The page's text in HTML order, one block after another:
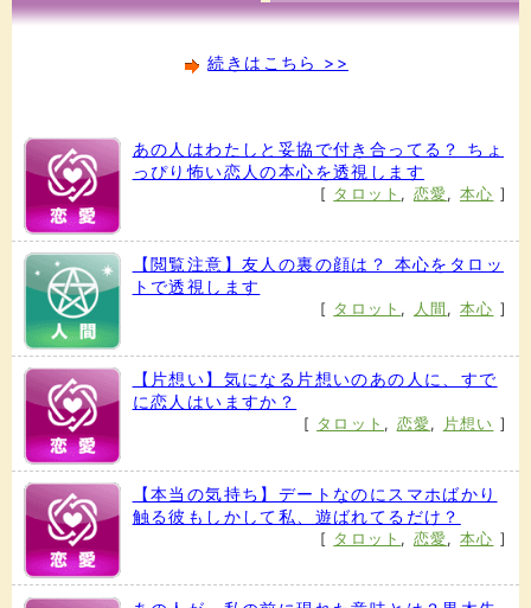
続きはこちら >>
あの人はわたしと妥協で付き合ってる？ ちょ
っぴり怖い恋人の本心を透視します
[ タロット , 恋愛, 本心 ]
【閲覧注意】友人の裏の顔は？ 本心をタロッ
トで透視します
[ タロット , 人間 , 本心 ]
【片想い】気になる片想いのあの人に、すで
に恋人はいますか？
[ タロット , 恋愛, 片想い ]
【本当の気持ち】デートなのにスマホばかり
触る彼もしかして私、遊ばれてるだけ？
[ タロット , 恋愛, 本心 ]